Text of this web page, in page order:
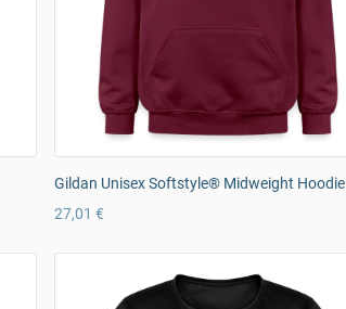
Gildan Unisex Softstyle® Midweight Hoodie
27,01 €